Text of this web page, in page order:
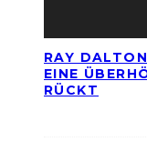
RAY
EINE
RÜCKT